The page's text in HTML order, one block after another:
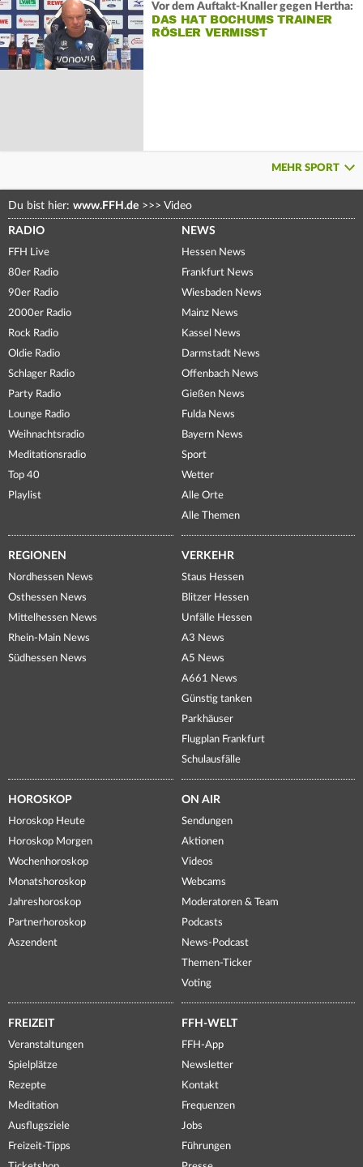
Vor dem Auftakt-Knaller gegen Hertha:
DAS HAT BOCHUMS TRAINER
RÖSLER VERMISST
MEHR SPORT
Du bist hier: www.FFH.de >>> Video
RADIO
FFH Live
80er Radio
90er Radio
2000er Radio
Rock Radio
Oldie Radio
Schlager Radio
Party Radio
Lounge Radio
Weihnachtsradio
Meditationsradio
Top 40
Playlist
NEWS
Hessen News
Frankfurt News
Wiesbaden News
Mainz News
Kassel News
Darmstadt News
Offenbach News
Gießen News
Fulda News
Bayern News
Sport
Wetter
Alle Orte
Alle Themen
REGIONEN
Nordhessen News
Osthessen News
Mittelhessen News
Rhein-Main News
Südhessen News
VERKEHR
Staus Hessen
Blitzer Hessen
Unfälle Hessen
A3 News
A5 News
A661 News
Günstig tanken
Parkhäuser
Flugplan Frankfurt
Schulausfälle
HOROSKOP
Horoskop Heute
Horoskop Morgen
Wochenhoroskop
Monatshoroskop
Jahreshoroskop
Partnerhoroskop
Aszendent
ON AIR
Sendungen
Aktionen
Videos
Webcams
Moderatoren & Team
Podcasts
News-Podcast
Themen-Ticker
Voting
FREIZEIT
Veranstaltungen
Spielplätze
Rezepte
Meditation
Ausflugsziele
Freizeit-Tipps
FFH-WELT
FFH-App
Newsletter
Kontakt
Frequenzen
Jobs
Führungen